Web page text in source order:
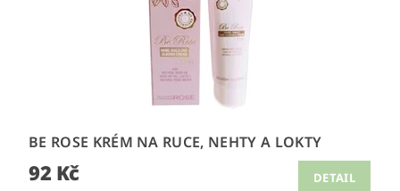
BE ROSE KRÉM NA RUCE, NEHTY A LOKTY
92 Kč DETAIL